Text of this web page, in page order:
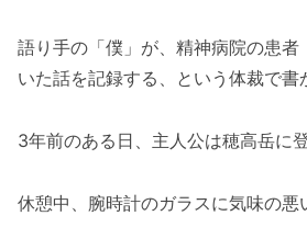
語り手の「僕」が、精神病院の患者
いた話を記録する、という体裁で書
3年前のある日、主人公は穂高岳に
休憩中、腕時計のガラスに気味の悪